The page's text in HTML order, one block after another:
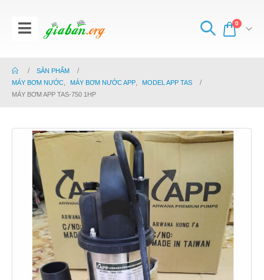
0
SẢN PHẨM
MÁY BƠM NƯỚC
MÁY BƠM NƯỚC APP
MODEL APP TAS
MÁY BƠM APP TAS-750 1HP